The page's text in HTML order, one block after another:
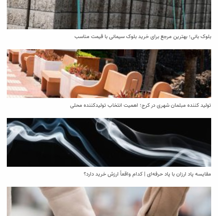
بلوک بانی؛ بهترین مرجع برای خرید بلوک سیمانی با قیمت مناسب
تولید کننده مبلمان شهری در کرج؛ اهمیت انتخاب تولیدکننده محلی
مقایسه پاد ارزان با پاد حرفه‌ای | کدام واقعاً ارزش خرید دارد؟